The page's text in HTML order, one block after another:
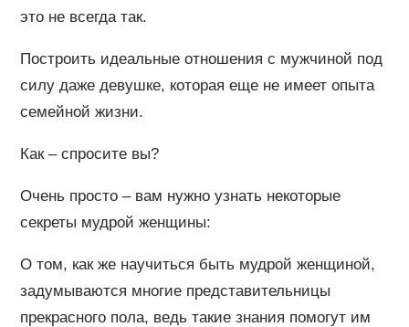
это не всегда так.
Построить идеальные отношения с мужчиной под
силу даже девушке, которая еще не имеет опыта
семейной жизни.
Как – спросите вы?
Очень просто – вам нужно узнать некоторые
секреты мудрой женщины:
О том, как же научиться быть мудрой женщиной,
задумываются многие представительницы
прекрасного пола, ведь такие знания помогут им